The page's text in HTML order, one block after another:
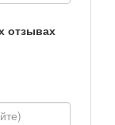
отзывах